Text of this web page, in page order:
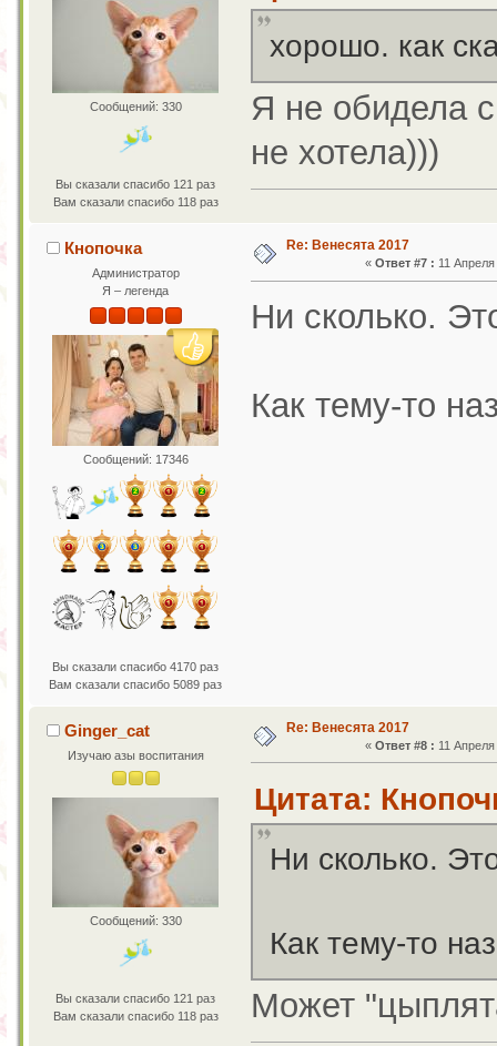
Сообщений: 330
Вы сказали спасибо 121 раз
Вам сказали спасибо 118 раз
хорошо. как
Я не обидела
не хотела)))
Кнопочка
Администратор
Я – легенда
Сообщений: 17346
Вы сказали спасибо 4170 раз
Вам сказали спасибо 5089 раз
Re: Венесята 2017
« Ответ #7 : 11
Ни сколько.
Как тему-то
Ginger_cat
Изучаю азы воспитания
Сообщений: 330
Вы сказали спасибо 121 раз
Вам сказали спасибо 118 раз
Re: Венесята 2017
« Ответ #8 : 11
Цитата:
Ни сколько.
Как тему-то
Может